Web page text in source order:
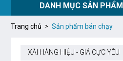
DANH MỤC SẢN PHẨM
Trang chủ Sản phẩm bán chạy
XÀI HÀNG HIỆU - GIÁ CỰC YÊU